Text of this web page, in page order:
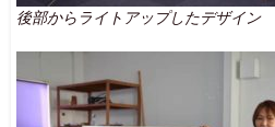
後部からライトアップしたデザイン